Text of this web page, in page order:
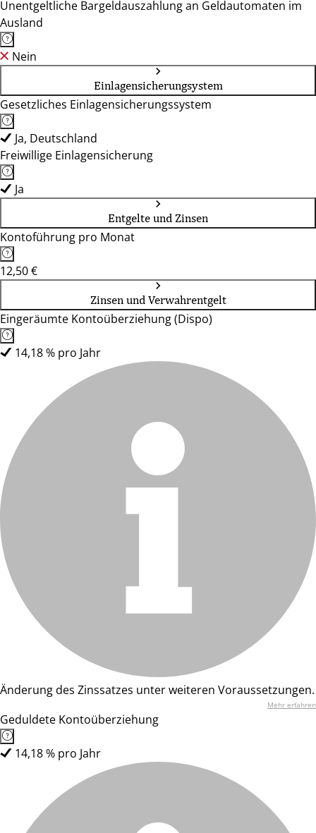
Unentgeltliche Bargeldauszahlung an Geldautomaten im
Ausland
Nein
Einlagensicherungsystem
Gesetzliches Einlagensicherungssystem
Ja, Deutschland
Freiwillige Einlagensicherung
Ja
Entgelte und Zinsen
Kontoführung pro Monat
12,50 €
Zinsen und Verwahrentgelt
Eingeräumte Kontoüberziehung (Dispo)
14,18 % pro Jahr
Änderung des Zinssatzes unter weiteren Voraussetzungen.
Mehr erfahren
Geduldete Kontoüberziehung
14,18 % pro Jahr